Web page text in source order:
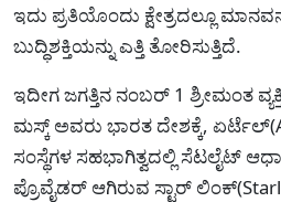
ಇದು ಪ್ರತಿಯೊಂದು ಕ್ಷೇತ್ರದಲ್ಲೂ
ಬುದ್ಧಿಶಕ್ತಿಯನ್ನು ಎತ್ತಿ ತೋರಿಸುತ್ತಿದೆ.
ಇದೀಗ ಜಗತ್ತಿನ ನಂಬರ್ 1 ಶ್ರೀಮಂತ
ಮಸ್ಕ್ ಅವರು ಭಾರತ ದೇಶಕ್ಕೆ,
ಸಂಸ್ಥೆಗಳ ಸಹಭಾಗಿತ್ವದಲ್ಲಿ ಸೆಟಲೈಟ್
ಪ್ರೊವೈಡರ್ ಆಗಿರುವ ಸ್ಟಾರ್